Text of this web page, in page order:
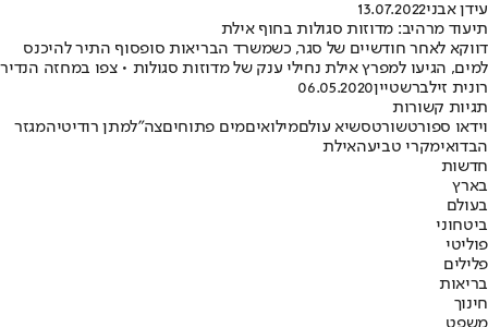
עידן אבני13.07.2022
תיעוד מרהיב: מדוזות סגולות בחוף אילת
דווקא לאחר חודשיים של סגר, כשמשרד הבריאות סופסוף התיר להיכנס
למים, הגיעו למפרץ אילת נחילי ענק של מדוזות סגולות • צפו במחזה הנדיר
רונית זילברשטיין06.05.2020
תגיות קשורות
וידאו ספורטשורטסשיא עולםמילואיםמים פתוחיםצה"למתן רודיטיהמגזר
הבדואימקרי טביעהאילת
חדשות
בארץ
בעולם
ביטחוני
פוליטי
פלילים
בריאות
חינוך